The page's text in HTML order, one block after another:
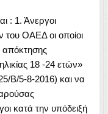
: 1. Άνεργοι
ΟΑΕΔ οι οποίοι
18 -24 ετών»
Β/5-8-2016) και να
κατά την υπόδειξή